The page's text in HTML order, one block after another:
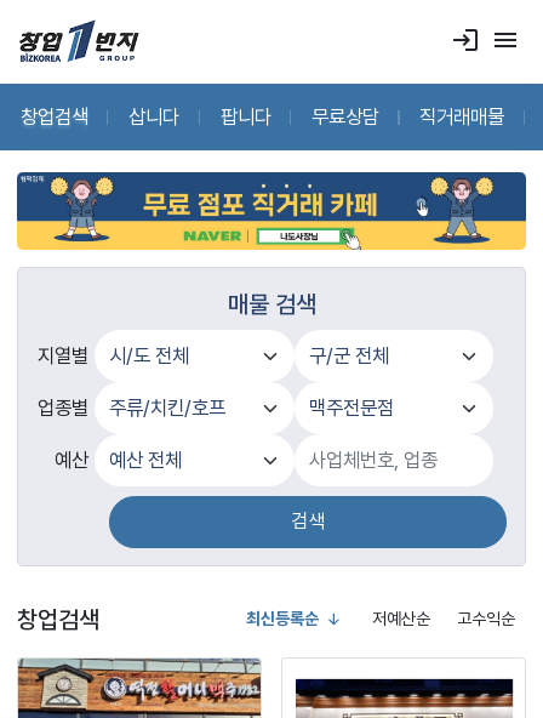
login menu
창업검색 삽니다 팝니다 무료상담 직거래매물
매물 검색
지열별
업종별
예산
검색
창업검색 최신등록순 저예산순 고수익순